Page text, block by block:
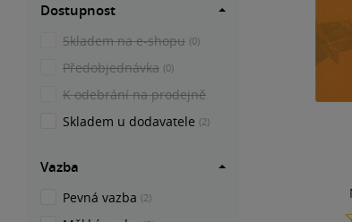
Dostupnost
Skladem na e-shopu (0)
Předobjednávka (0)
K odebrání na prodejně
Skladem u dodavatele (2)
Vazba
Pevná vazba (2)